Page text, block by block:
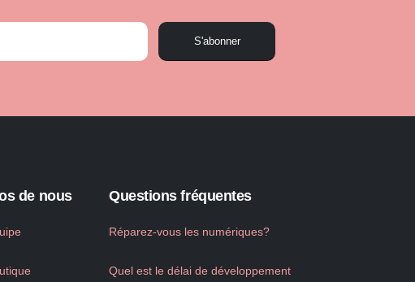
S'abonner
de nous Questions fréquentes
Réparez-vous les numériques?
Quel est le délai de développement